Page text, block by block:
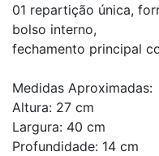
01 repartição única,
bolso interno,
fechamento principal
Medidas Aproximadas:
Altura: 27 cm
Largura: 40 cm
Profundidade: 14 cm